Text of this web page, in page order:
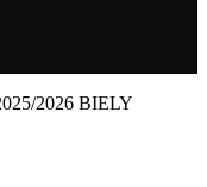
2026 BIELY